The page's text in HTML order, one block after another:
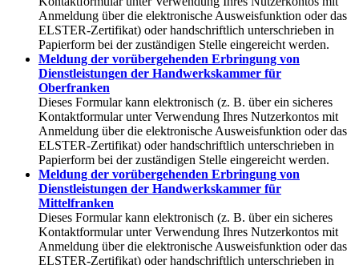
Anmeldung über die elektronische Ausweisfunktion oder das
ELSTER-Zertifikat) oder handschriftlich unterschrieben in
Papierform bei der zuständigen Stelle eingereicht werden.
Meldung der vorübergehenden Erbringung von
Dienstleistungen der Handwerkskammer für
Oberfranken
Dieses Formular kann elektronisch (z. B. über ein sicheres
Kontaktformular unter Verwendung Ihres Nutzerkontos mit
Anmeldung über die elektronische Ausweisfunktion oder das
ELSTER-Zertifikat) oder handschriftlich unterschrieben in
Papierform bei der zuständigen Stelle eingereicht werden.
Meldung der vorübergehenden Erbringung von
Dienstleistungen der Handwerkskammer für
Mittelfranken
Dieses Formular kann elektronisch (z. B. über ein sicheres
Kontaktformular unter Verwendung Ihres Nutzerkontos mit
Anmeldung über die elektronische Ausweisfunktion oder das
ELSTER-Zertifikat) oder handschriftlich unterschrieben in